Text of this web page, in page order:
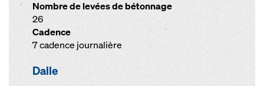
Nombre de levées de bétonnage
26
Cadence
7 cadence journalière
Dalle